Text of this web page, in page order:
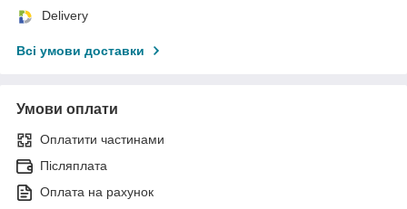
Delivery
Всі умови доставки
Умови оплати
Оплатити частинами
Післяплата
Оплата на рахунок